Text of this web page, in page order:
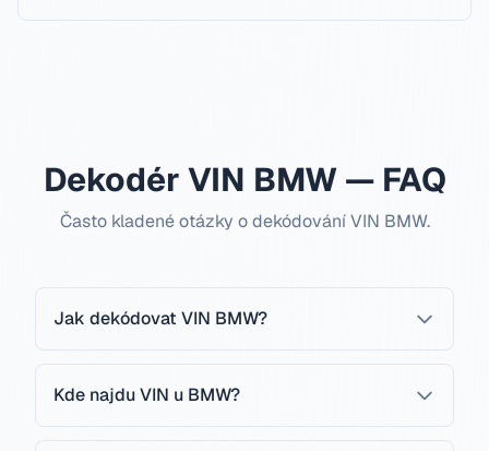
Dekodér VIN BMW — FAQ
Často kladené otázky o dekódování VIN BMW.
Jak dekódovat VIN BMW?
Kde najdu VIN u BMW?